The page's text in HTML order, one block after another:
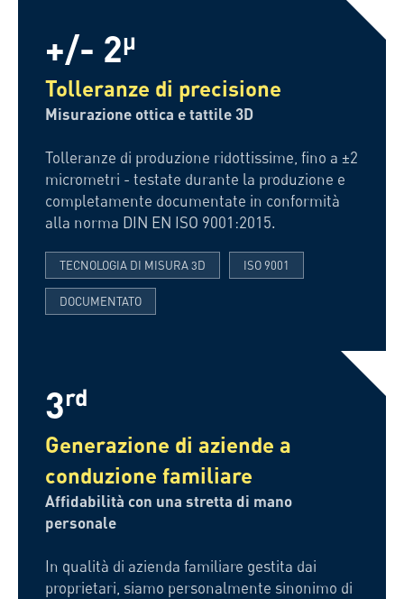
+/- 2µ
Tolleranze di precisione
Misurazione ottica e tattile 3D
Tolleranze di produzione ridottissime, fino a ±2
micrometri - testate durante la produzione e
completamente documentate in conformità
alla norma DIN EN ISO 9001:2015.
TECNOLOGIA DI MISURA 3D ISO 9001
DOCUMENTATO
3rd
Generazione di aziende a
conduzione familiare
Affidabilità con una stretta di mano
personale
In qualità di azienda familiare gestita dai
proprietari, siamo personalmente sinonimo di